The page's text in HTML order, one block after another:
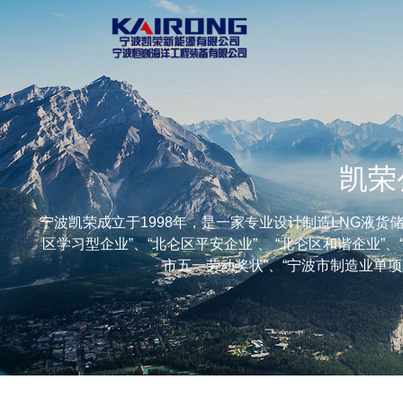
凯
宁波凯荣成立于1998年，是一家专业设计制造LNG液货
区学习型企业”、“北仑区平安企业”、 “北仑区和谐企业”
市五一劳动奖状”、“宁波市制造业单